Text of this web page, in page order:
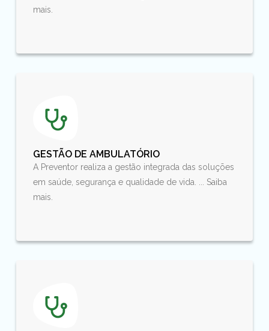
mais.
GESTÃO DE AMBULATÓRIO
A Preventor realiza a gestão integrada das soluções
em saúde, segurança e qualidade de vida. ... Saiba
mais.